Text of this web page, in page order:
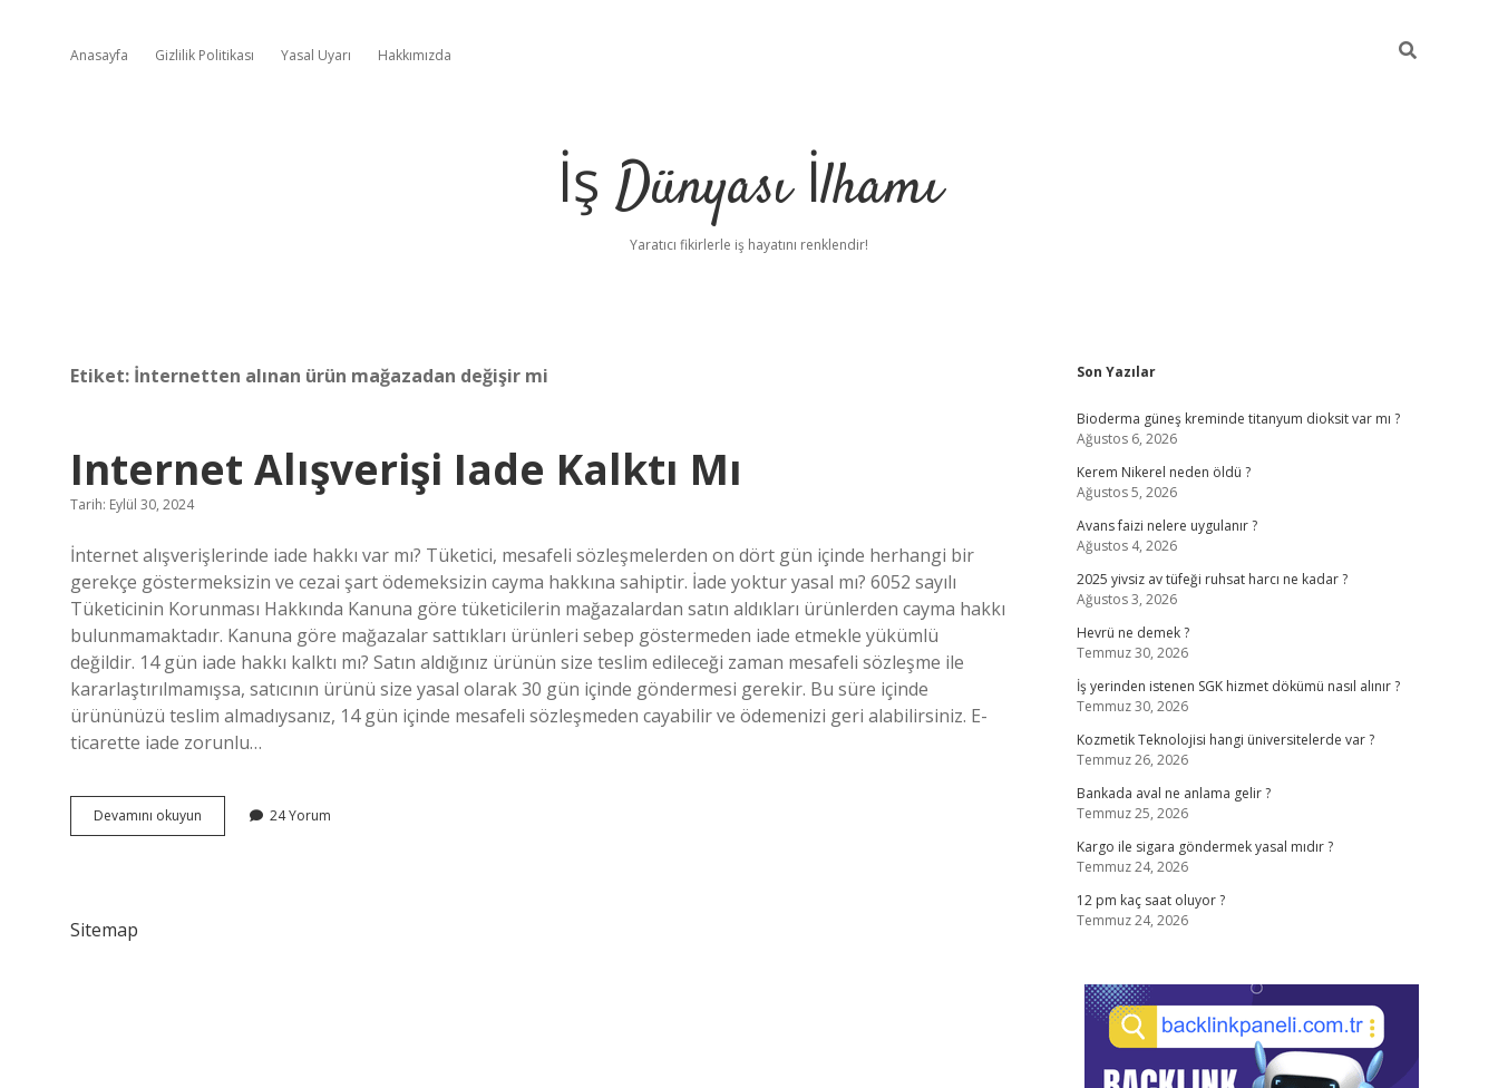
Anasayfa Gizlilik Politikası Yasal Uyarı Hakkımızda
İş Dünyası İlhamı
Yaratıcı fikirlerle iş hayatını renklendir!
Etiket: İnternetten alınan ürün mağazadan değişir mi
Internet Alışverişi Iade Kalktı Mı
Tarih: Eylül 30, 2024
İnternet alışverişlerinde iade hakkı var mı? Tüketici, mesafeli sözleşmelerden on dört gün içinde herhangi bir
gerekçe göstermeksizin ve cezai şart ödemeksizin cayma hakkına sahiptir. İade yoktur yasal mı? 6052 sayılı
Tüketicinin Korunması Hakkında Kanuna göre tüketicilerin mağazalardan satın aldıkları ürünlerden cayma hakkı
bulunmamaktadır. Kanuna göre mağazalar sattıkları ürünleri sebep göstermeden iade etmekle yükümlü
değildir. 14 gün iade hakkı kalktı mı? Satın aldığınız ürünün size teslim edileceği zaman mesafeli sözleşme ile
kararlaştırılmamışsa, satıcının ürünü size yasal olarak 30 gün içinde göndermesi gerekir. Bu süre içinde
ürününüzü teslim almadıysanız, 14 gün içinde mesafeli sözleşmeden cayabilir ve ödemenizi geri alabilirsiniz. E-
ticarette iade zorunlu…
Devamını okuyun
Alışverişi
24 Yorum
Sitemap
Sidebar
Son Yazılar
Bioderma güneş kreminde titanyum dioksit var mı ?
Ağustos 6, 2026
Kerem Nikerel neden öldü ?
Ağustos 5, 2026
Avans faizi nelere uygulanır ?
Ağustos 4, 2026
2025 yivsiz av tüfeği ruhsat harcı ne kadar ?
Ağustos 3, 2026
Hevrü ne demek ?
Temmuz 30, 2026
İş yerinden istenen SGK hizmet dökümü nasıl alınır ?
Temmuz 30, 2026
Kozmetik Teknolojisi hangi üniversitelerde var ?
Temmuz 26, 2026
Bankada aval ne anlama gelir ?
Temmuz 25, 2026
Kargo ile sigara göndermek yasal mıdır ?
Temmuz 24, 2026
12 pm kaç saat oluyor ?
Temmuz 24, 2026